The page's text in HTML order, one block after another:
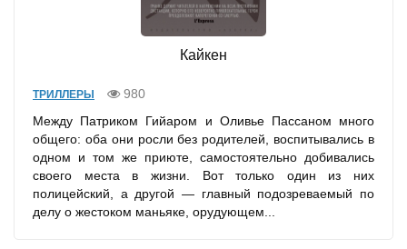
Кайкен
ТРИЛЛЕРЫ
980
Между Патриком Гийаром и Оливье Пассаном много
общего: оба они росли без родителей, воспитывались в
одном и том же приюте, самостоятельно добивались
своего места в жизни. Вот только один из них
полицейский, а другой — главный подозреваемый по
делу о жестоком маньяке, орудующем...